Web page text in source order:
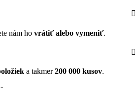
nám ho vrátiť alebo vymeniť.
a takmer200 000 kusov.